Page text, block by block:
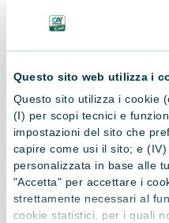
Questo sito web utilizza i
Questo sito utilizza i cookie
(I) per scopi tecnici e
impostazioni del sito che
capire come usi il sito; e
personalizzata in base alle
"Accetta" per accettare i
strettamente necessari al
cookie statistici, per i quali